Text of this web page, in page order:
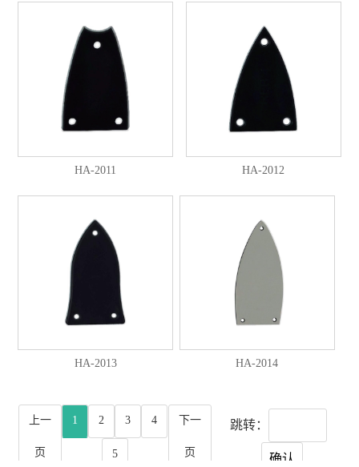
HA-2011 HA-2012
HA-2013 HA-2014
上一
页
1 2 3 4
5
下一
页
跳转：
确认